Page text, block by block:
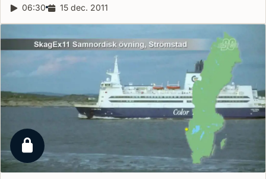
Reportagelängd:
06:30 Releasedatum:
15 dec. 2011
Låst reportage